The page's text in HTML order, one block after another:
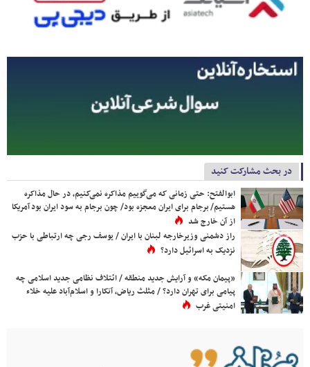
در بحث مشارکت کنید
ابوالفتح: حتی زمانی که می‌گوییم مذاکره نمی‌کنیم، در حال مذاکره
هستیم/ برجام برای ایران معجزه بود/ چون برجام به سود ایران بود آمریکا
از آن خارج شد
راز دشمنی وزیرخارجه لبنان با ایران / یوسف رجی چه ارتباطی با حزب
نزدیک به اسرائیل دارد؟
«پیمان مکه» و آرایش جدید منطقه / ائتلاف نظامی جدید اسلامی چه
پیامی برای تهران دارد؟ / مثلث ریاض، آنکارا و اسلام‌آباد علیه خلاء
امنیتی غرب